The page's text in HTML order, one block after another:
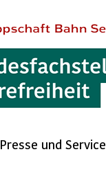
Presse und Service